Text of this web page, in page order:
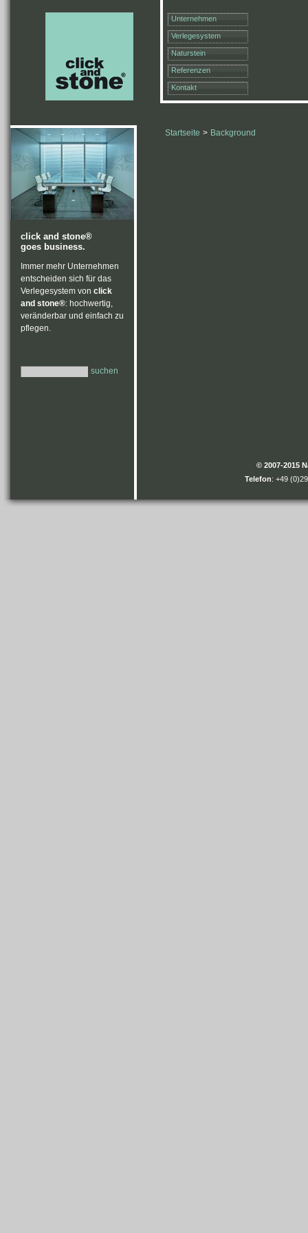
Unternehmen
Verlegesystem
Naturstein
Referenzen
Kontakt
Startseite > Background
click and stone®
goes business.
Immer mehr Unternehmen
entscheiden sich für das
Verlegesystem von click
and stone®: hochwertig,
veränderbar und einfach zu
pflegen.
suchen
© 2007-2015
Telefon: +49